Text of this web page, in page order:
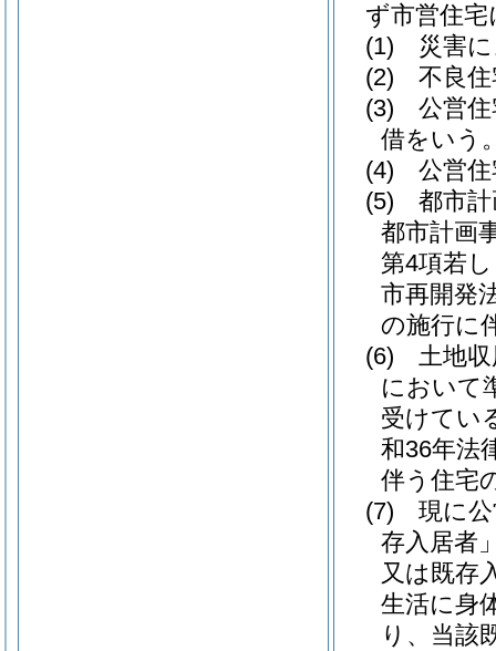
ず市営住
(1)
災害
(2)
不良
(3)
公営
借をいう
(4)
公営
(5)
都市
都市計画
第4項若
市再開発
の施行に
(6)
土地
において
受けてい
和36年法
伴う住宅
(7)
現に
存入居者
又は既存
生活に身
り、当該